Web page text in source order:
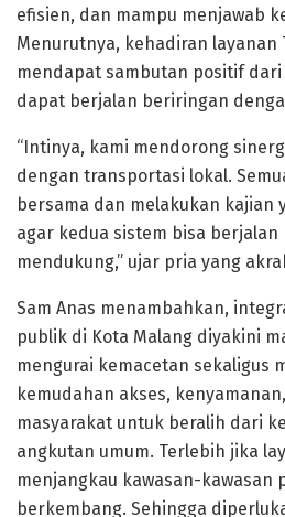
efisien, dan mampu menjawab
Menurutnya, kehadiran layanan
mendapat sambutan positif
dapat berjalan beriringan
“Intinya, kami mendorong
dengan transportasi lokal.
bersama dan melakukan kajian
agar kedua sistem bisa
mendukung,” ujar pria yang
Sam Anas menambahkan,
publik di Kota Malang diyakini
mengurai kemacetan sekaligus
kemudahan akses,
masyarakat untuk beralih dari
angkutan umum. Terlebih jika
menjangkau kawasan-kawasan
berkembang. Sehingga